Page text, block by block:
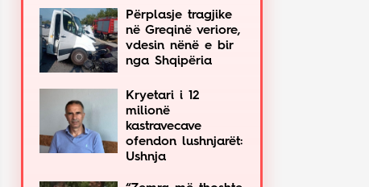
Përplasje tragjike
në Greqinë veriore,
vdesin nënë e bir
nga Shqipëria
Kryetari i 12
milionë
kastravecave
ofendon lushnjarët:
Ushnja